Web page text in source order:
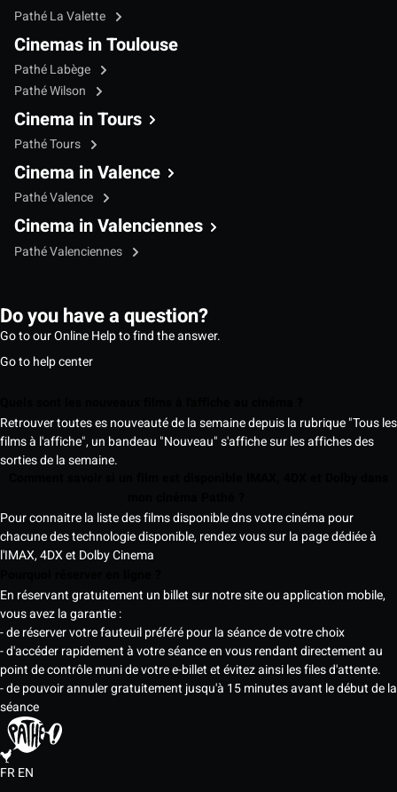
Pathé La Valette
Cinemas in Toulouse
Pathé Labège
Pathé Wilson
Cinema in Tours
Pathé Tours
Cinema in Valence
Pathé Valence
Cinema in Valenciennes
Pathé Valenciennes
Do you have a question?
Go to our Online Help to find the answer.
Go to help center
Retrouver toutes es nouveauté de la semaine depuis la rubrique "Tous les
films à l'affiche", un bandeau "Nouveau" s'affiche sur les affiches des
sorties de la semaine.
Pour connaitre la liste des films disponible dns votre cinéma pour
chacune des technologie disponible, rendez vous sur la page dédiée à
l'IMAX, 4DX et Dolby Cinema
En réservant gratuitement un billet sur notre site ou application mobile,
vous avez la garantie :
- de réserver votre fauteuil préféré pour la séance de votre choix
- d'accéder rapidement à votre séance en vous rendant directement au
point de contrôle muni de votre e-billet et évitez ainsi les files d'attente.
- de pouvoir annuler gratuitement jusqu'à 15 minutes avant le début de la
séance
FREN